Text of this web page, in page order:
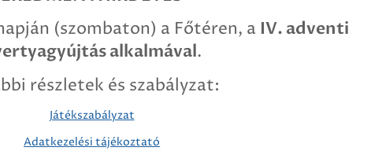
(szombaton) a Főtéren, a IV. adventi
alkalmával.
részletek és szabályzat:
Játékszabályzat
Adatkezelési tájékoztató